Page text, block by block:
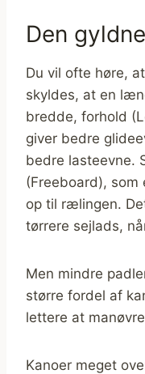
Den
Du vil ofte høre,
skyldes, at en
bredde, forhold
giver bedre
bedre lasteevne.
(Freeboard),
op til rælingen.
tørrere sejlads,
Men mindre
større fordel af
lettere at
Kanoer meget